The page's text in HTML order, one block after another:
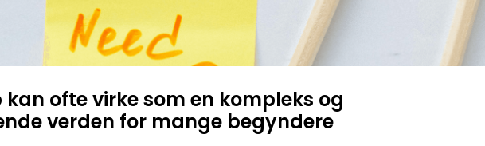
kan ofte virke som en kompleks og
verden for mange begyndere